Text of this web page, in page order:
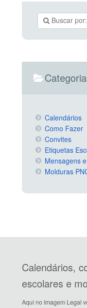
Calendários
Como Fazer
Convites
Etiquetas
Mensagens
Molduras
Calendários,
escolares e
Aqui no Imagem Legal